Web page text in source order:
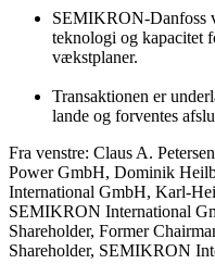
SEMIKRON-Danfoss
teknologi og kapacitet
vækstplaner.
Transaktionen er
lande og forventes
Fra venstre: Claus A.
Power GmbH, Dominik
International GmbH, Karl-
SEMIKRON International
Shareholder, Former
Shareholder, SEMIKRON